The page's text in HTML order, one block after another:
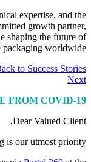
expertise, and the
growth partner,
shaping the future of
packaging worldwide.
to Success Stories
Next
FROM COVID-19!
Dear Valued Client,
is our utmost priority.